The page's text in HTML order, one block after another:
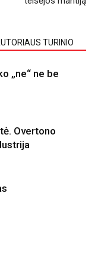
TURINIO
„ne“ ne be
Overtono